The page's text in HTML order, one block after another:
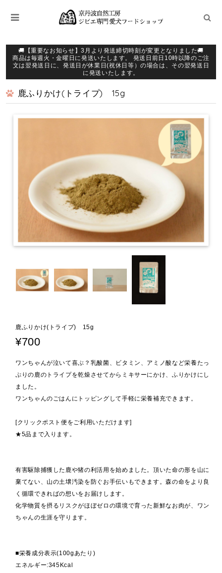
🚚【重要なお知らせ】3月より発送締切時刻が変更となりました🚚
商品は毎週火・金曜日に発送いたします。 発送日前日10時以降のご注
文は翌発送日に、発送日が休業日(祝休日等）の場合は、その翌発送日
に発送いたします。
鹿ふりかけ(トライプ) 15g
鹿ふりかけ(トライプ) 15g
¥700
ワンちゃんが泣いて喜ぶ？乳酸菌、ビタミン、アミノ酸など栄養たっ
ぷりの鹿のトライプを乾燥させてからミキサーにかけ、ふりかけにし
ました。
ワンちゃんのごはんにトッピングして手軽に栄養補充できます。
[クリックポスト便をご利用いただけます]
★5品まで入ります。
有害駆除捕獲した鹿や猪の利活用を始めました。頂いた命の形を山に
棄てない、山の土壌汚染を防ぐお手伝いもできます。森の命をより良
く循環できればの想いをお届けします。
化学物質を摂るリスクがほぼゼロの環境で育った新鮮なお肉が、ワン
ちゃんの生涯を守ります。
■栄養成分表示(100gあたり)
エネルギー:345Kcal